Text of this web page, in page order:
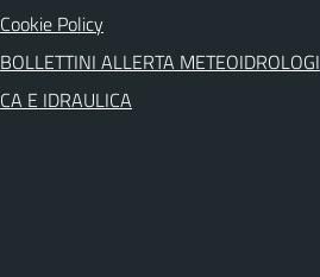
Cookie Policy
BOLLETTINI ALLERTA METEOIDROLOGI
CA E IDRAULICA